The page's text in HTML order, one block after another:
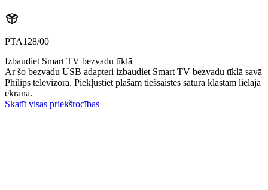
PTA128/00
Izbaudiet Smart TV bezvadu tīklā
Ar šo bezvadu USB adapteri izbaudiet Smart TV bezvadu tīklā savā
Philips televizorā. Piekļūstiet plašam tiešsaistes satura klāstam lielajā
ekrānā.
Skatīt visas priekšrocības